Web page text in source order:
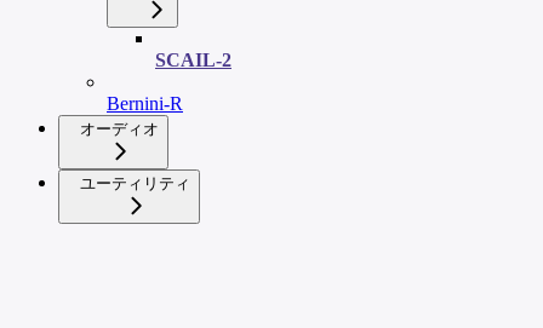
SCAIL-2
Bernini-R
オーディオ
ユーティリティ